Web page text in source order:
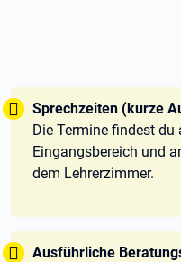
Tipp:
Sprechzeiten (kurze
Die Termine findest
Eingangsbereich und
dem Lehrerzimmer.
Tipp:
Ausführliche